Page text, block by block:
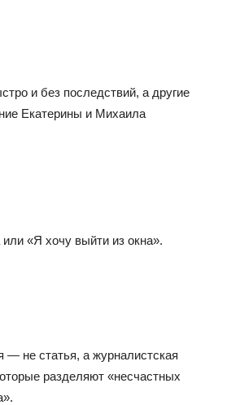
и без последствий, а другие
Екатерины и Михаила
или «Я хочу выйти из окна».
— не статья, а журналистская
разделяют «несчастных